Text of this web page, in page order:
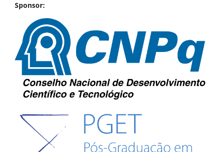
Sponsor: